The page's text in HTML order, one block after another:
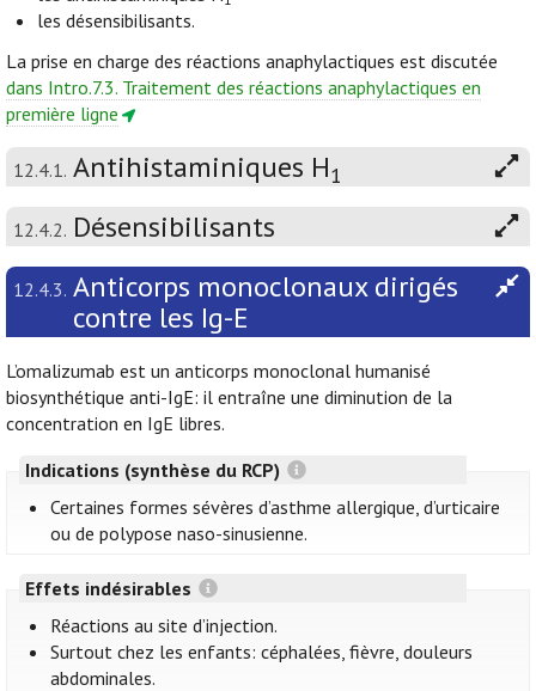
les désensibilisants.
La prise en charge des réactions anaphylactiques est discutée
dans Intro.7.3. Traitement des réactions anaphylactiques en
première ligne
12.4.1. Antihistaminiques H1
12.4.2. Désensibilisants
12.4.3. Anticorps monoclonaux dirigés
contre les Ig-E
L’omalizumab est un anticorps monoclonal humanisé
biosynthétique anti-IgE: il entraîne une diminution de la
concentration en IgE libres.
Indications (synthèse du RCP)
Certaines formes sévères d’asthme allergique, d’urticaire
ou de polypose naso-sinusienne.
Effets indésirables
Réactions au site d’injection.
Surtout chez les enfants: céphalées, fièvre, douleurs
abdominales.